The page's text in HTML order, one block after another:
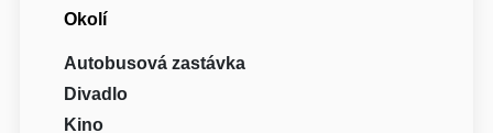
Okolí
Autobusová zastávka
Divadlo
Kino